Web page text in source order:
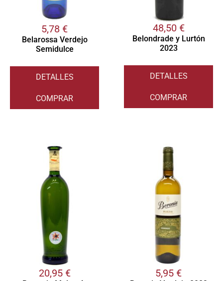
5,78 €
Belarossa Verdejo
Semidulce
DETALLES
COMPRAR
48,50 €
Belondrade y Lurtón
2023
DETALLES
COMPRAR
20,95 € 5,95 €